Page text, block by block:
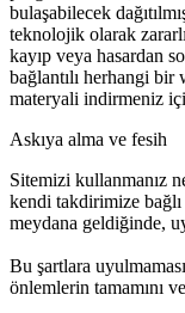
bulaşabilecek
teknolojik olarak
kayıp veya hasardan
bağlantılı herhangi bir
materyali indirmeniz
Askıya alma ve fesih
Sitemizi kullanmanız
kendi takdirimize
meydana geldiğinde,
Bu şartlara
önlemlerin tamamını